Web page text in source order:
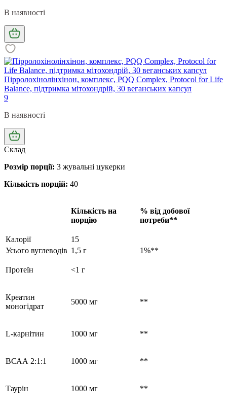
В наявності
Пірролохінолінхінон, комплекс, PQQ Complex, Protocol for Life
Balance, підтримка мітохондрій, 30 веганських капсул
9
В наявності
Склад
Розмір порції: 3 жувальні цукерки
Кількість порцій: 40
Кількість на
порцію
% від добової
потреби**
Калорії
15
Усього вуглеводів 1,5 г 1%**
Протеїн <1 г
Креатин
моногідрат
5000 мг **
L-карнітин 1000 мг **
ВСАА 2:1:1 1000 мг **
Таурін 1000 мг **